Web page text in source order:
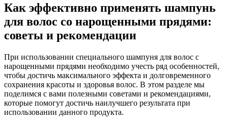
Как эффективно применять шампунь
для волос со нарощенными прядями:
советы и рекомендации
При использовании специального шампуня для волос с
нарощенными прядями необходимо учесть ряд особенностей,
чтобы достичь максимального эффекта и долговременного
сохранения красоты и здоровья волос. В этом разделе мы
поделимся с вами полезными советами и рекомендациями,
которые помогут достичь наилучшего результата при
использовании данного продукта.